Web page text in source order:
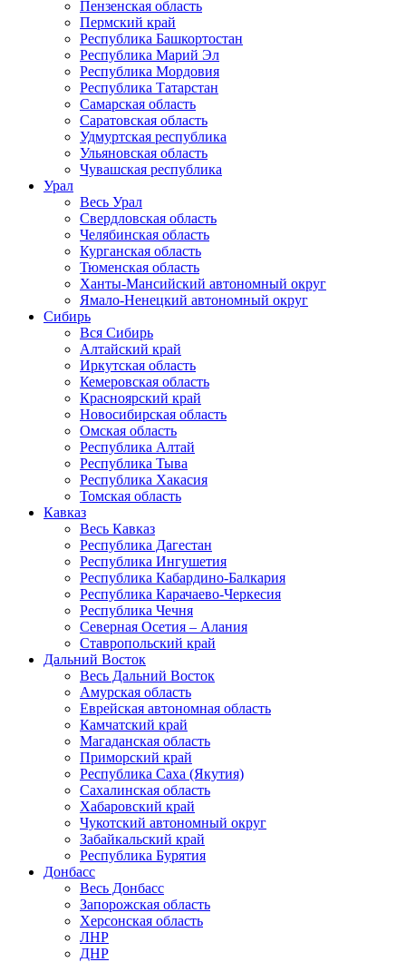
Пензенская область
Пермский край
Республика Башкортостан
Республика Марий Эл
Республика Мордовия
Республика Татарстан
Самарская область
Саратовская область
Удмуртская республика
Ульяновская область
Чувашская республика
Урал
Весь Урал
Свердловская область
Челябинская область
Курганская область
Тюменская область
Ханты-Мансийский автономный округ
Ямало-Ненецкий автономный округ
Сибирь
Вся Сибирь
Алтайский край
Иркутская область
Кемеровская область
Красноярский край
Новосибирская область
Омская область
Республика Алтай
Республика Тыва
Республика Хакасия
Томская область
Кавказ
Весь Кавказ
Республика Дагестан
Республика Ингушетия
Республика Кабардино-Балкария
Республика Карачаево-Черкесия
Республика Чечня
Северная Осетия – Алания
Ставропольский край
Дальний Восток
Весь Дальний Восток
Амурская область
Еврейская автономная область
Камчатский край
Магаданская область
Приморский край
Республика Саха (Якутия)
Сахалинская область
Хабаровский край
Чукотский автономный округ
Забайкальский край
Республика Бурятия
Донбасс
Весь Донбасс
Запорожская область
Херсонская область
ЛНР
ДНР